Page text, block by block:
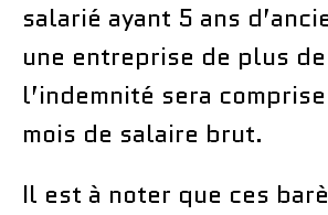
salarié ayant 5 ans
une entreprise de plus
l’indemnité sera
mois de salaire brut.
Il est à noter que ces